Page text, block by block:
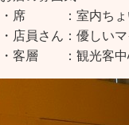
・席 ：室内ちょい
・店員さん：優しい
・客層 ：観光客中